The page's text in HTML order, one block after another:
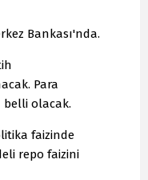
Bankası'nda.
Para
belli olacak.
faizinde
repo faizini